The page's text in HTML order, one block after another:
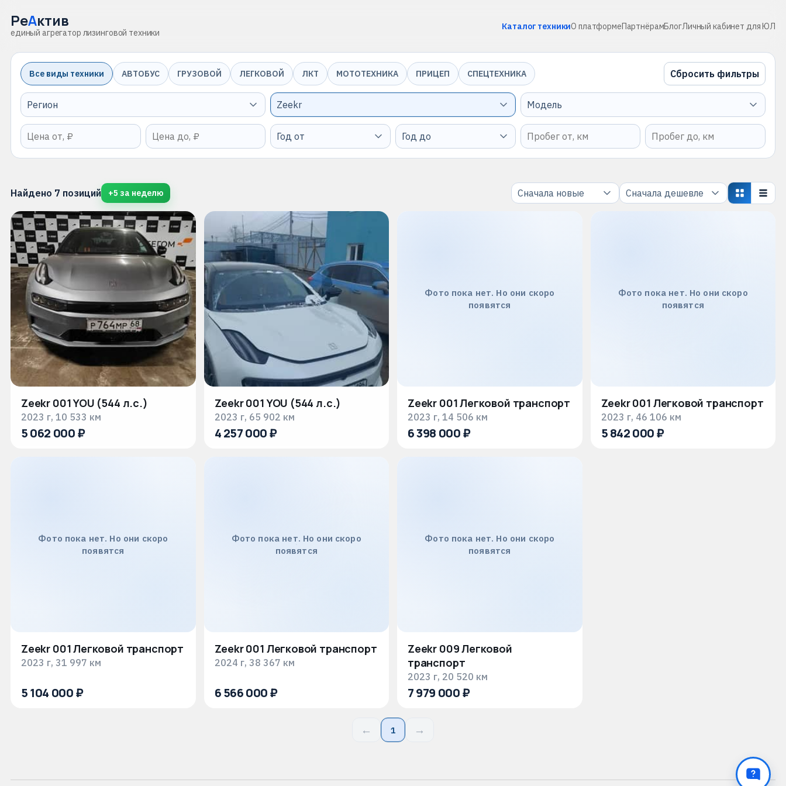
РеАктив
единый агрегатор лизинговой техники
Каталог техникиО платформеПартнёрамБлогЛичный кабинет для ЮЛ
Все виды техники АВТОБУС ГРУЗОВОЙ ЛЕГКОВОЙ ЛКТ МОТОТЕХНИКА ПРИЦЕП СПЕЦТЕХНИКА Сбросить фильтры
Найдено 7 позиций +5 за неделю
Zeekr 001 YOU (544 л.с.)
2023 г, 10 533 км
5 062 000 ₽
Zeekr 001 YOU (544 л.с.)
2023 г, 65 902 км
4 257 000 ₽
Фото пока нет. Но они скоро
появятся
Zeekr 001 Легковой транспорт
2023 г, 14 506 км
6 398 000 ₽
Фото пока нет. Но они скоро
появятся
Zeekr 001 Легковой транспорт
2023 г, 46 106 км
5 842 000 ₽
Фото пока нет. Но они скоро
появятся
Zeekr 001 Легковой транспорт
2023 г, 31 997 км
5 104 000 ₽
Фото пока нет. Но они скоро
появятся
Zeekr 001 Легковой транспорт
2024 г, 38 367 км
6 566 000 ₽
Фото пока нет. Но они скоро
появятся
Zeekr 009 Легковой
транспорт
2023 г, 20 520 км
7 979 000 ₽
← 1 →